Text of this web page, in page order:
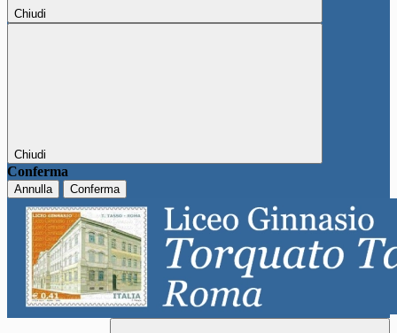
Chiudi
Chiudi
Conferma
Annulla Conferma